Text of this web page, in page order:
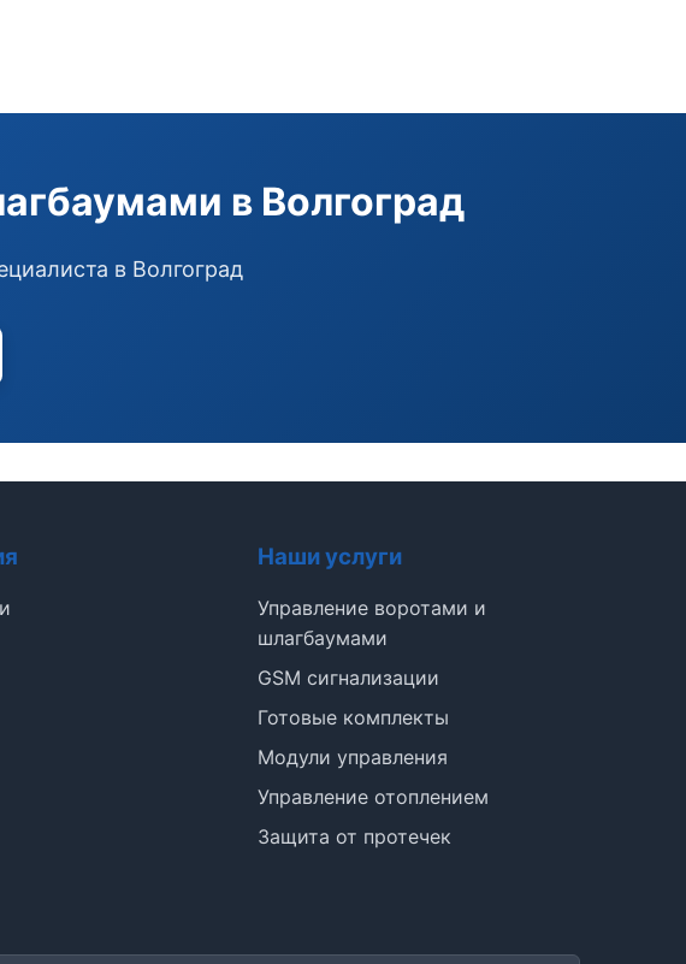
в Волгоград
в Волгоград
Наши услуги
Управление воротами и
шлагбаумами
GSM сигнализации
Готовые комплекты
Модули управления
Управление отоплением
Защита от протечек
Э
Здравствуйте!
модуль управления или готовый комплект.